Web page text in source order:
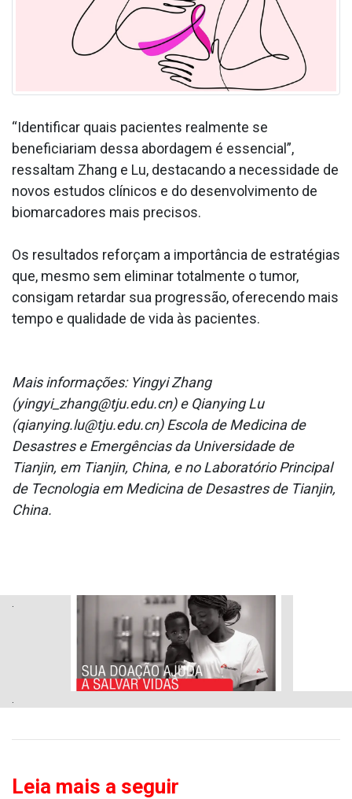
“Identificar quais pacientes realmente se
beneficiariam dessa abordagem é essencial”,
ressaltam Zhang e Lu, destacando a necessidade de
novos estudos clínicos e do desenvolvimento de
biomarcadores mais precisos.
Os resultados reforçam a importância de estratégias
que, mesmo sem eliminar totalmente o tumor,
consigam retardar sua progressão, oferecendo mais
tempo e qualidade de vida às pacientes.
Mais informações: Yingyi Zhang
(yingyi_zhang@tju.edu.cn) e Qianying Lu
(qianying.lu@tju.edu.cn) Escola de Medicina de
Desastres e Emergências da Universidade de
Tianjin, em Tianjin, China, e no Laboratório Principal
de Tecnologia em Medicina de Desastres de Tianjin,
China.
.
Leia mais a seguir